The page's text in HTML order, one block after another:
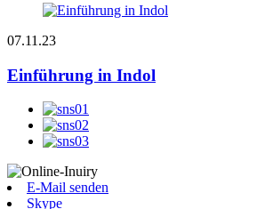
07.11.23
Einführung in Indol
E-Mail senden
Skype